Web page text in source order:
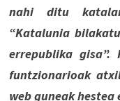
nahi ditu
“Katalunia
errepublika
funtzionarioak
web guneak